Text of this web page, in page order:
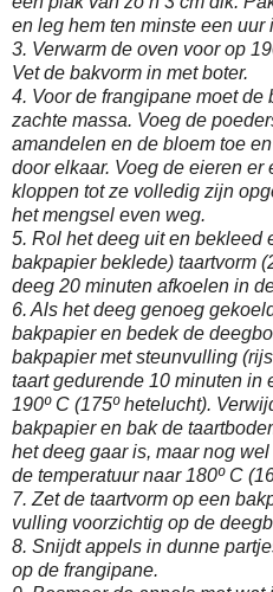
en leg hem ten minste een uur
3. Verwarm de oven voor op
Vet de bakvorm in met boter.
4. Voor de frangipane moet de
zachte massa. Voeg de
amandelen en de bloem toe
door elkaar. Voeg de eieren
kloppen tot ze volledig zijn
het mengsel even weg.
5. Rol het deeg uit en bekleed
bakpapier beklede) taartvorm
deeg 20 minuten afkoelen in
6. Als het deeg genoeg
bakpapier en bedek de
bakpapier met steunvulling
taart gedurende 10 minuten in
190º C (175º hetelucht).
bakpapier en bak de
het deeg gaar is, maar nog
de temperatuur naar 180º C
7. Zet de taartvorm op een
vulling voorzichtig op de
8. Snijdt appels in dunne
op de frangipane.